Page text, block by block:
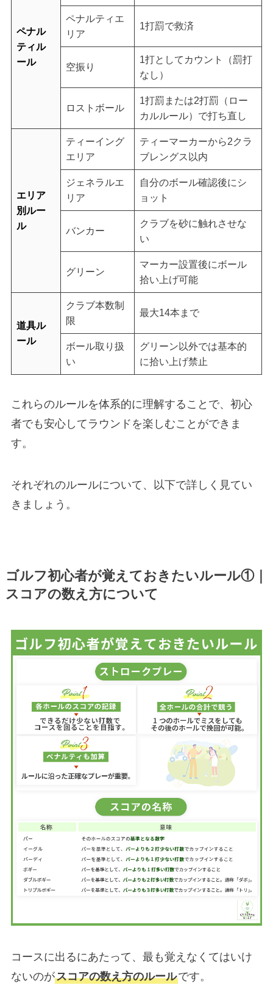
ペナル
ティル
ール
ペナルティエ
リア
1打罰で救済
空振り
1打としてカウント（罰打
なし）
ロストボール
1打罰または2打罰（ロー
カルルール）で打ち直し
エリア
別ルー
ル
ティーイング
エリア
ティーマーカーから2クラ
ブレングス以内
ジェネラルエ
リア
自分のボール確認後にシ
ョット
バンカー
クラブを砂に触れさせな
い
グリーン
マーカー設置後にボール
拾い上げ可能
道具ル
ール
クラブ本数制
限
最大14本まで
ボール取り扱
い
グリーン以外では基本的
に拾い上げ禁止
これらのルールを体系的に理解することで、初心
者でも安心してラウンドを楽しむことができま
す。
それぞれのルールについて、以下で詳しく見てい
きましょう。
ゴルフ初心者が覚えておきたいルール①｜
スコアの数え方について
コースに出るにあたって、最も覚えなくてはいけ
ないのがスコアの数え方のルールです。